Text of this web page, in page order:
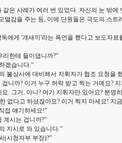
은 사례가 여러 번 있었다. 자신의 눈 밖
멸감을 주는 등, 이에 단원들은 극도의 스
에게 '개새끼'라는 폭언을 했다고 보도자
리한테 들이댑니까?”
겠습니다.”
불상사에 대비해서 지휘자가 협조 요청을
니까? 이거 누구 허락 받고 찍는 거예요?
. 그거. 아니? 여기 지휘자만 있어요? 분
없다고 하셨잖아요? 이거 찍지 마세요! 지
접 얘기하세요!”
계시는 겁니까?”
지시로 와 있습니다.”
(시청자부 부장)?”